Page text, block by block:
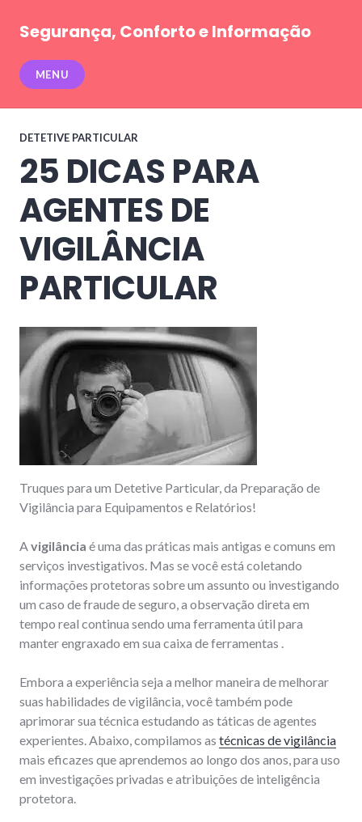
paraSegurança, Conforto e Informação
MENU
DETETIVE PARTICULAR
25 DICAS PARA
AGENTES DE
VIGILÂNCIA
PARTICULAR
Truques para um Detetive Particular, da Preparação de
Vigilância para Equipamentos e Relatórios!
A vigilância é uma das práticas mais antigas e comuns em
serviços investigativos. Mas se você está coletando
informações protetoras sobre um assunto ou investigando
um caso de fraude de seguro, a observação direta em
tempo real continua sendo uma ferramenta útil para
manter engraxado em sua caixa de ferramentas .
Embora a experiência seja a melhor maneira de melhorar
suas habilidades de vigilância, você também pode
aprimorar sua técnica estudando as táticas de agentes
experientes. Abaixo, compilamos as técnicas de vigilância
mais eficazes que aprendemos ao longo dos anos, para uso
em investigações privadas e atribuições de inteligência
protetora.